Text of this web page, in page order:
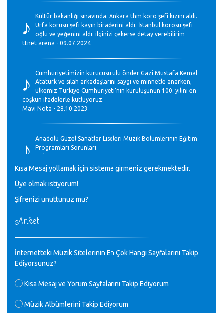
♪
Kültür bakanlığı sınavında. Ankara thm koro şefi kızını aldı.
Urfa korusu şefi kayın biraderini aldı. İstanbul korosu şefi
oğlu ve yeğenini aldı. ilginizi çekerse detay verebilirim
ttnet arena - 09.07.2024
♪
Cumhuriyetimizin kurucusu ulu önder Gazi Mustafa Kemal
Atatürk ve silah arkadaşlarını saygı ve minnetle anarken,
ülkemiz Türkiye Cumhuriyeti’nin kuruluşunun 100. yılını en
coşkun ifadelerle kutluyoruz.
Mavi Nota - 28.10.2023
♪
Anadolu Güzel Sanatlar Liseleri Müzik Bölümlerinin Eğitim
Programları Sorunları
♪
GEÇMİŞ OLSUN TÜRKİYE!
♪
30 yıl sonra karşılaşmak çok güzel Kurtuluş, teveccüh
M.Semih Baylan - 08.01.2023
♪
Değerli Müfit hocama en içten sevgi saygılarımı iletin
görülmüştüm evde yıllar sonra plaketi buldum hadi bir
Kısa Mesaj yollamak için sisteme girmeniz gerekmektedir.
Üye olmak istiyorum!
Şifrenizi unuttunuz mu?
Anket
İnternetteki Müzik Sitelerinin En Çok Hangi Sayfalarını Takip
Ediyorsunuz?
Kısa Mesaj ve Yorum Sayfalarını Takip Ediyorum
Müzik Albümlerini Takip Ediyorum